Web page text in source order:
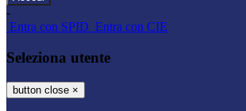
-
Entra con SPID Entra con CIE
Seleziona utente
button close ×